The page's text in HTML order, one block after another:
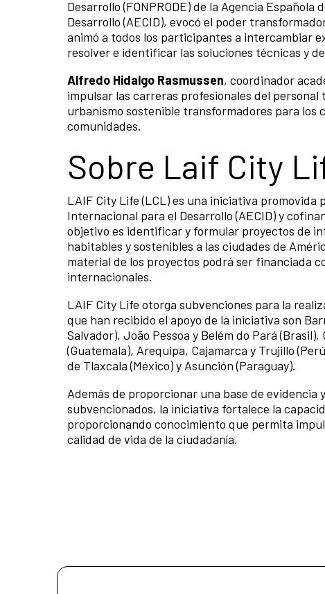
Desarrollo (FONPRODE) de la Agencia
Desarrollo (AECID), evocó el poder
animó a todos los participantes a intercambiar
resolver e identificar las soluciones técnicas y
Alfredo Hidalgo Rasmussen, coordinador
impulsar las carreras profesionales del
urbanismo sostenible transformadores para los
comunidades.
Sobre Laif City
LAIF City Life (LCL) es una iniciativa promovida
Internacional para el Desarrollo (AECID) y
objetivo es identificar y formular proyectos de
habitables y sostenibles a las ciudades de
material de los proyectos podrá ser financiada
internacionales.
LAIF City Life otorga subvenciones para la
que han recibido el apoyo de la iniciativa son
Salvador), João Pessoa y Belém do Pará
(Guatemala), Arequipa, Cajamarca y Trujillo
de Tlaxcala (México) y Asunción (Paraguay).
Además de proporcionar una base de evidencia
subvencionados, la iniciativa fortalece la
proporcionando conocimiento que permita
calidad de vida de la ciudadanía.